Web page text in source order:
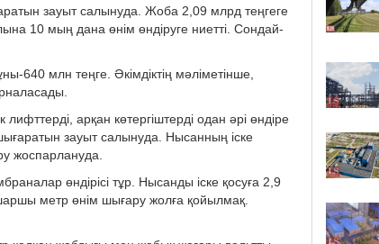
зауыт салынуда. Жоба 2,09 млрд теңгеге
10 мың дана өнім өндіруге ниетті. Сондай-
640 млн теңге. Әкімдіктің мәліметінше,
лифттерді, арқан көтергіштерді одан әрі өндіре
зауыт салынуда. Нысанның іске
жоспарлануда.
өндірісі тұр. Нысанды іске қосуға 2,9
метр өнім шығару жолға қойылмақ.